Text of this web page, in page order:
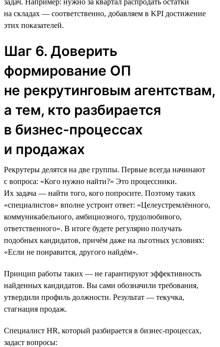
на складах — соответственно, добавляем в KPI достижение
этих показателей.
Шаг 6. Доверить
формирование ОП
не рекрутинговым агентствам,
а тем, кто разбирается
в бизнес-процессах
и продажах
Рекрутеры делятся на две группы. Первые всегда начинают
с вопроса: «Кого нужно найти?» Это процессники.
Их задача — найти того, кого попросите. Поэтому таких
«специалистов» вполне устроит ответ: «Целеустремлённого,
коммуникабельного, амбициозного, трудолюбивого,
ответственного». В итоге будете регулярно получать
подобных кандидатов, причём даже на льготных условиях:
«Если не понравится, другого найдём».
Принцип работы таких — не гарантируют эффективность
найденных кандидатов. Вы сами обозначили требования,
утвердили профиль должности. Результат — текучка,
стагнация продаж.
Специалист HR, который разбирается в бизнес-процессах,
задаст вопросы: